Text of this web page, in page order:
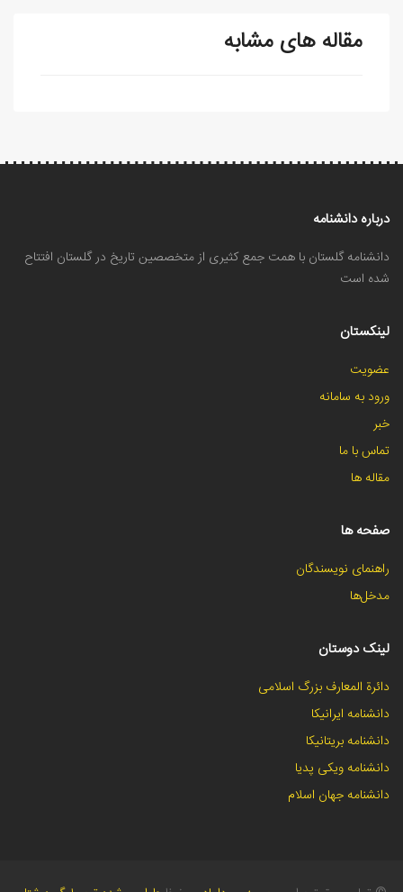
مقاله های مشابه
درباره دانشنامه
دانشنامه گلستان با همت جمع کثیری از متخصصین تاریخ در گلستان افتتاح
شده است
لینکستان
عضویت
ورود به سامانه
خبر
تماس با ما
مقاله ها
صفحه ها
راهنمای نویسندگان
مدخل‌ها
لینک دوستان
دائرة المعارف بزرگ اسلامی
دانشنامه ایرانیکا
دانشنامه بریتانیکا
دانشنامه ویکی پدیا
دانشنامه جهان اسلام